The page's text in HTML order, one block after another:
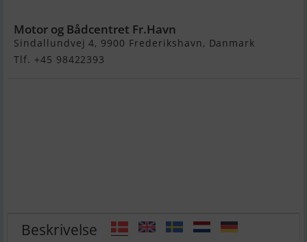
Motor og Bådcentret Fr.Havn
Sindallundvej 4, 9900 Frederikshavn, Danmark
Tlf. +45 98422393
Beskrivelse